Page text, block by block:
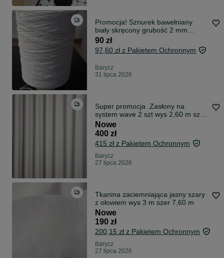
Promocja! Sznurek bawełniany
biały skręcony grubość 2 mm
szpula 1950 metrów.
90 zł
97,60 zł z Pakietem Ochronnym
Barycz
31 lipca 2026
Super promocja .Zasłony na
system wave 2 szt wys 2,60 m szer
umarszczonych fal.
Nowe
400 zł
415 zł z Pakietem Ochronnym
Barycz
27 lipca 2026
Tkanina zaciemniająca jasny szary
z ołowiem wys 3 m szer 7,60 m
Nowe
190 zł
200,15 zł z Pakietem Ochronnym
Barycz
27 lipca 2026